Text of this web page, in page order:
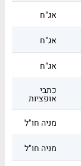
אג"ח
אג"ח
אג"ח
כתבי
אופציות
מניה חו"ל
מניה חו"ל